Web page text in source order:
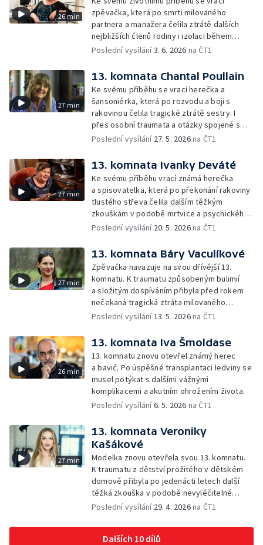
26 min
zpěvačka, která po smrti milovaného
partnera a manažera čelila ztrátě dalších
nejbližších členů rodiny i izolaci během
pandemie. V šedesáti letech zůstala sama,
Poslední vysílání3. 6. 2026 na ČT1
27 min
13. komnata Chantal Poullain
Ke svému příběhu se vrací herečka a
šansoniérka, která po rozvodu a boji s
rakovinou čelila tragické ztrátě sestry. I
přes osobní traumata a otázky spojené s
eutanázií v rodině si uchovává nezlomnou
Poslední vysílání 27. 5. 2026na ČT1
27 min
13. komnata Ivanky Deváté
Ke svému příběhu vrací známá herečka
a spisovatelka, která po překonání rakoviny
tlustého střeva čelila dalším těžkým
zkouškám v podobě mrtvice a psychického
vyčerpání.
Poslední vysílání 20. 5. 2026na ČT1
27 min
13. komnata Báry Vaculíkové
Zpěvačka navazuje na svou dřívější 13.
komnatu. K traumatu způsobeným bulimií
a složitým dospíváním přibyla před rokem
nečekaná tragická ztráta milovaného
manžela a otce její dcery.
Poslední vysílání13. 5. 2026na ČT1
26 min
13. komnata Iva Šmoldase
13. komnatu znovu otevřel známý herec
a bavič. Po úspěšné transplantaci ledviny se
musel potýkat s dalšími vážnými
komplikacemi a akutním ohrožením života.
Poslední vysílání6. 5. 2026 na ČT1
27 min
13. komnata Veroniky
Kašákové
Modelka znovu otevřela svou 13. komnatu.
K traumatu z dětství prožitého v dětském
domově přibyla po jedenácti letech další
těžká zkouška v podobě nevyléčitelné
nemoci jejího syna.
Poslední vysílání 29. 4. 2026na ČT1
Dalších 10 dílů